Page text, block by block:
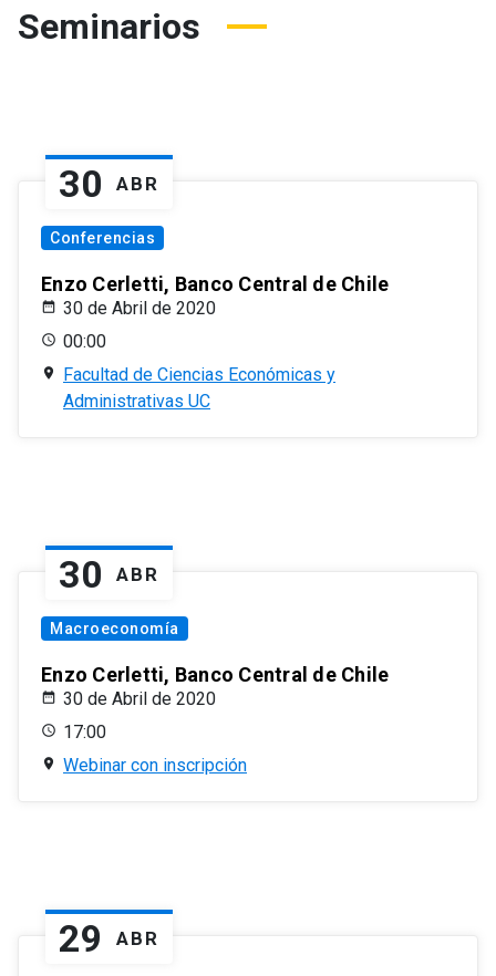
Seminarios
30 ABR
Conferencias
Enzo Cerletti, Banco Central de Chile
30 de Abril de 2020
00:00
Facultad de Ciencias Económicas y
Administrativas UC
30 ABR
Macroeconomía
Enzo Cerletti, Banco Central de Chile
30 de Abril de 2020
17:00
Webinar con inscripción
29 ABR